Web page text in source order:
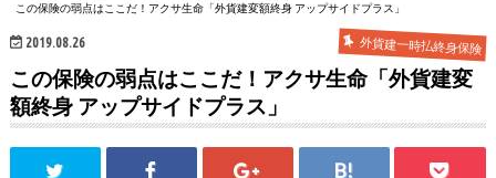
この保険の弱点はここだ！アクサ生命「外貨建変額終身 アップサイドプラス」
2019.08.26 外貨建一時払終身保険
この保険の弱点はここだ！アクサ生命「外貨建変
額終身 アップサイドプラス」